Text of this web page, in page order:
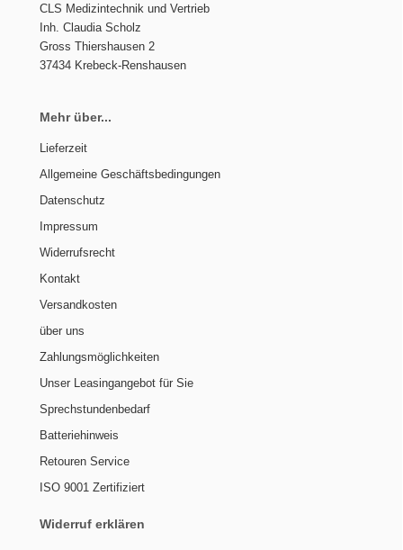
CLS Medizintechnik und Vertrieb
Inh. Claudia Scholz
Gross Thiershausen 2
37434 Krebeck-Renshausen
Mehr über...
Lieferzeit
Allgemeine Geschäftsbedingungen
Datenschutz
Impressum
Widerrufsrecht
Kontakt
Versandkosten
über uns
Zahlungsmöglichkeiten
Unser Leasingangebot für Sie
Sprechstundenbedarf
Batteriehinweis
Retouren Service
ISO 9001 Zertifiziert
Widerruf erklären